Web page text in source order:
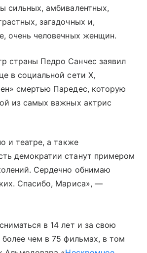
сильных, амбивалентных,
загадочных и,
очень человечных женщин.
страны Педро Санчес заявил
в социальной сети X,
смертью Паредес, которую
из самых важных актрис
и театре, а также
демократии станут примером
Сердечно обнимаю
Спасибо, Мариса», —
в 14 лет и за свою
более чем в 75 фильмах, в том